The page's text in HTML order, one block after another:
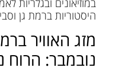
היסטוריות ברמת גן
מזג האוויר
נובמבר: הרוח